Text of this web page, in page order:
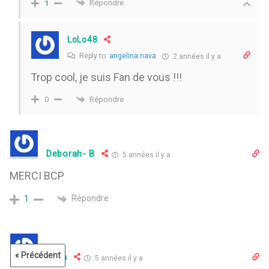
1 Répondre
LoLo48
Reply to angelina nava 2 années il y a
Trop cool, je suis Fan de vous !!!
0 Répondre
Deborah- B 5 années il y a
MERCI BCP
1 Répondre
clem 5 années il y a
« Précédent